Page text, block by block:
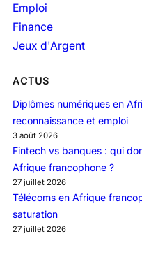
Emploi
Finance
Jeux d'Argent
ACTUS
Diplômes numériques en
reconnaissance et emploi
3 août 2026
Fintech vs banques : qui
Afrique francophone ?
27 juillet 2026
Télécoms en Afrique
saturation
27 juillet 2026